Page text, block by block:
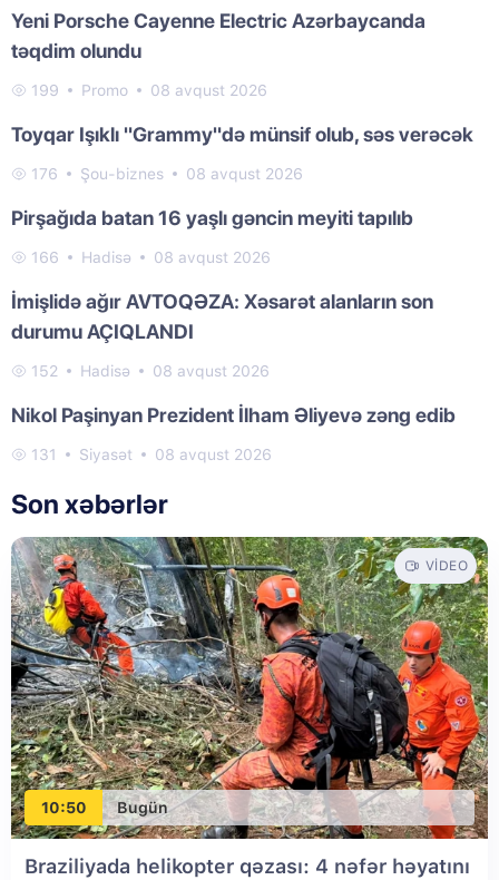
Yeni Porsche Cayenne Electric Azərbaycanda
təqdim olundu
199 Promo 08 avqust 2026
Toyqar Işıklı "Grammy"də münsif olub, səs verəcək
176 Şou-biznes 08 avqust 2026
Pirşağıda batan 16 yaşlı gəncin meyiti tapılıb
166 Hadisə 08 avqust 2026
İmişlidə ağır AVTOQƏZA: Xəsarət alanların son
durumu AÇIQLANDI
152 Hadisə 08 avqust 2026
Nikol Paşinyan Prezident İlham Əliyevə zəng edib
131 Siyasət 08 avqust 2026
Son xəbərlər
10:50 Bugün
VIDEO
Braziliyada helikopter qəzası: 4 nəfər həyatını